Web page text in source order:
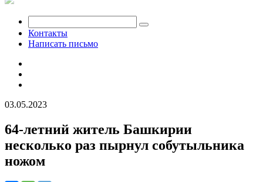
Контакты
Написать письмо
03.05.2023
64-летний житель Башкирии
несколько раз пырнул собутыльника
ножом